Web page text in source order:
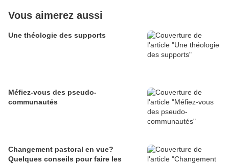
Vous aimerez aussi
Une théologie des supports
Méfiez-vous des pseudo-
communautés
Changement pastoral en vue?
Quelques conseils pour faire les